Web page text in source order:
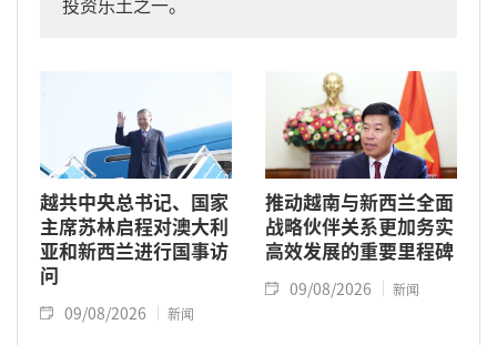
越共中央总书记、国家
主席苏林启程对澳大利
亚和新西兰进行国事访
问
09/08/2026 新闻
推动越南与新西兰全面
战略伙伴关系更加务实
高效发展的重要里程碑
09/08/2026 新闻